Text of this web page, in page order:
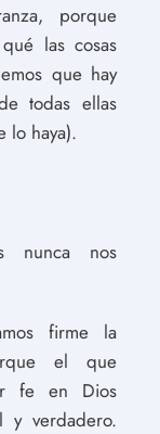
porque
las cosas
que hay
todas ellas
lo haya).
nunca nos
firme la
el que
fe en Dios
y verdadero.